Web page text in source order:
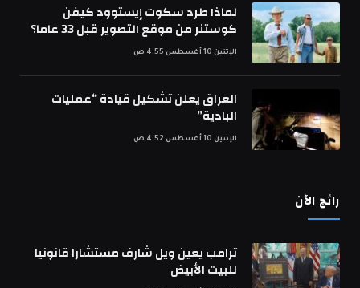
لماذا طرد سكوت إيستوود كيفن
كوستنر من موقع التصوير قبل 33 عاما؟
الإثنين 10 أغسطس 4:55 ص
العراق يعلن تشكيل قيادة “عمليات
البادية”
الإثنين 10 أغسطس 4:52 ص
رائج الآن
ترامب يعين ويل شارف مستشارا قانونيا
للبيت الأبيض